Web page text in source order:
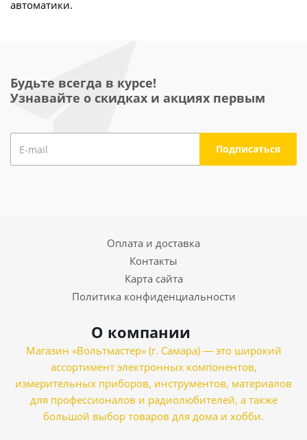
автоматики.
Будьте всегда в курсе!
Узнавайте о скидках и акциях первым
Оплата и доставка
Контакты
Карта сайта
Политика конфиденциальности
О компании
Магазин «Вольтмастер» (г. Самара) — это широкий
ассортимент электронных компонентов,
измерительных приборов, инструментов, материалов
для профессионалов и радиолюбителей, а также
большой выбор товаров для дома и хобби.